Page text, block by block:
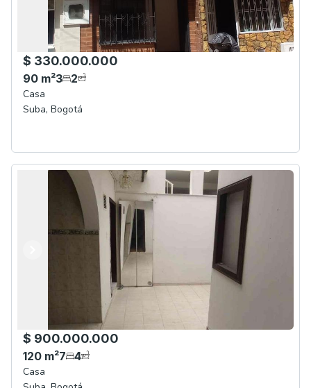
$ 330.000.000
90 m²3 2
Casa
Suba, Bogotá
$ 900.000.000
120 m²7 4
Casa